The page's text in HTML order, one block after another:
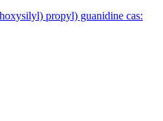
propyl) guanidine cas: